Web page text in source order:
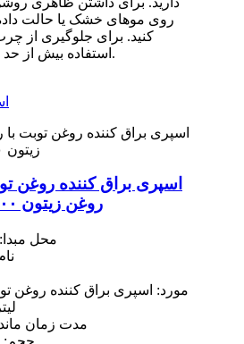
روی موهای خشک یا حالت
کنید. برای جلوگیری از
استفاده بیش از حد خودداری کنید.
اسپری براق کننده روغن
روغن زیتون ۲۰۰ میلی لیتر
محل
مدت زمان
حجم: ۲۰۰ میلی‌لیتر